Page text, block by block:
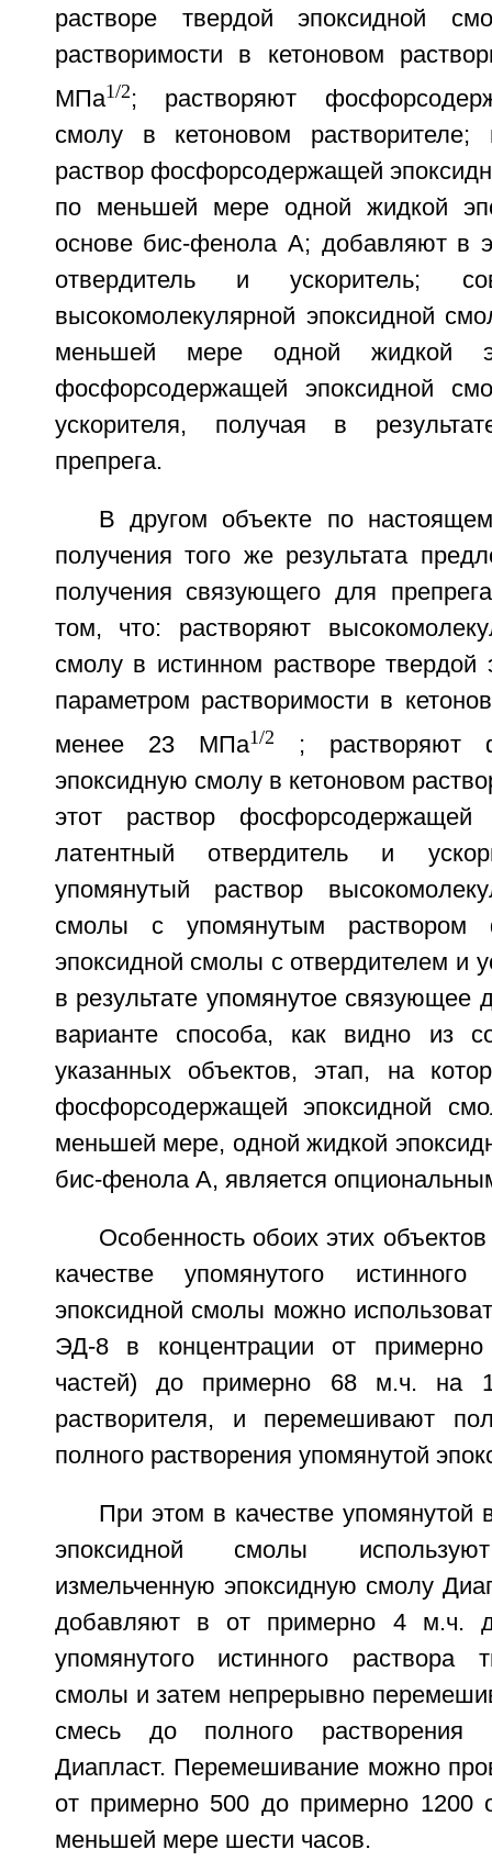
растворе твердой эпоксидной
растворимости в кетоновом
МПа1/2; растворяют
смолу в кетоновом растворителе;
раствор фосфорсодержащей
по меньшей мере одной жидкой
основе бис-фенола А; добавляют в
отвердитель и ускоритель;
высокомолекулярной эпоксидной
меньшей мере одной жидкой
фосфорсодержащей эпоксидной
ускорителя, получая в
препрега.
В другом объекте по
получения того же результата
получения связующего для
том, что: растворяют
смолу в истинном растворе
параметром растворимости в
менее 23 МПа1/2
; растворяют
эпоксидную смолу в кетоновом
этот раствор фосфорсодержащей
латентный отвердитель и
упомянутый раствор
смолы с упомянутым раствором
эпоксидной смолы с отвердителем и
в результате упомянутое связующее
варианте способа, как видно из
указанных объектов, этап, на
фосфорсодержащей эпоксидной
меньшей мере, одной жидкой
бис-фенола А, является
Особенность обоих этих
качестве упомянутого
эпоксидной смолы можно
ЭД-8 в концентрации от
частей) до примерно 68 м.ч. на
растворителя, и перемешивают
полного растворения упомянутой
При этом в качестве упомянутой
эпоксидной смолы
измельченную эпоксидную смолу
добавляют в от примерно 4 м.ч.
упомянутого истинного раствора
смолы и затем непрерывно
смесь до полного растворения
Диапласт. Перемешивание можно
от примерно 500 до примерно 1200
меньшей мере шести часов.